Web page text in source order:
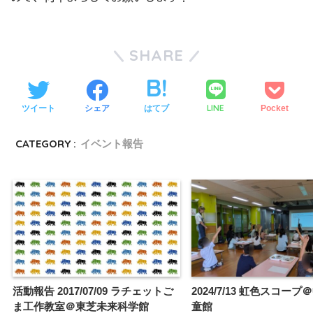
SHARE
ツイート シェア はてブ LINE Pocket
CATEGORY : イベント報告
活動報告 2017/07/09 ラチェットご
ま工作教室＠東芝未来科学館
2024/7/13 虹色スコープ
童館